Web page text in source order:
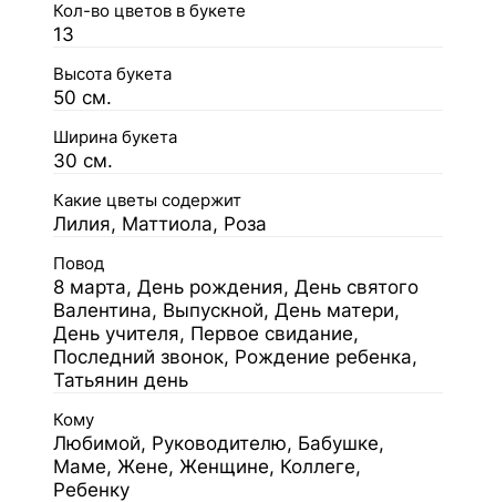
Кол-во цветов в букете
13
Высота букета
50 см.
Ширина букета
30 см.
Какие цветы содержит
Лилия, Маттиола, Роза
Повод
8 марта, День рождения, День святого
Валентина, Выпускной, День матери,
День учителя, Первое свидание,
Последний звонок, Рождение ребенка,
Татьянин день
Кому
Любимой, Руководителю, Бабушке,
Маме, Жене, Женщине, Коллеге,
Ребенку